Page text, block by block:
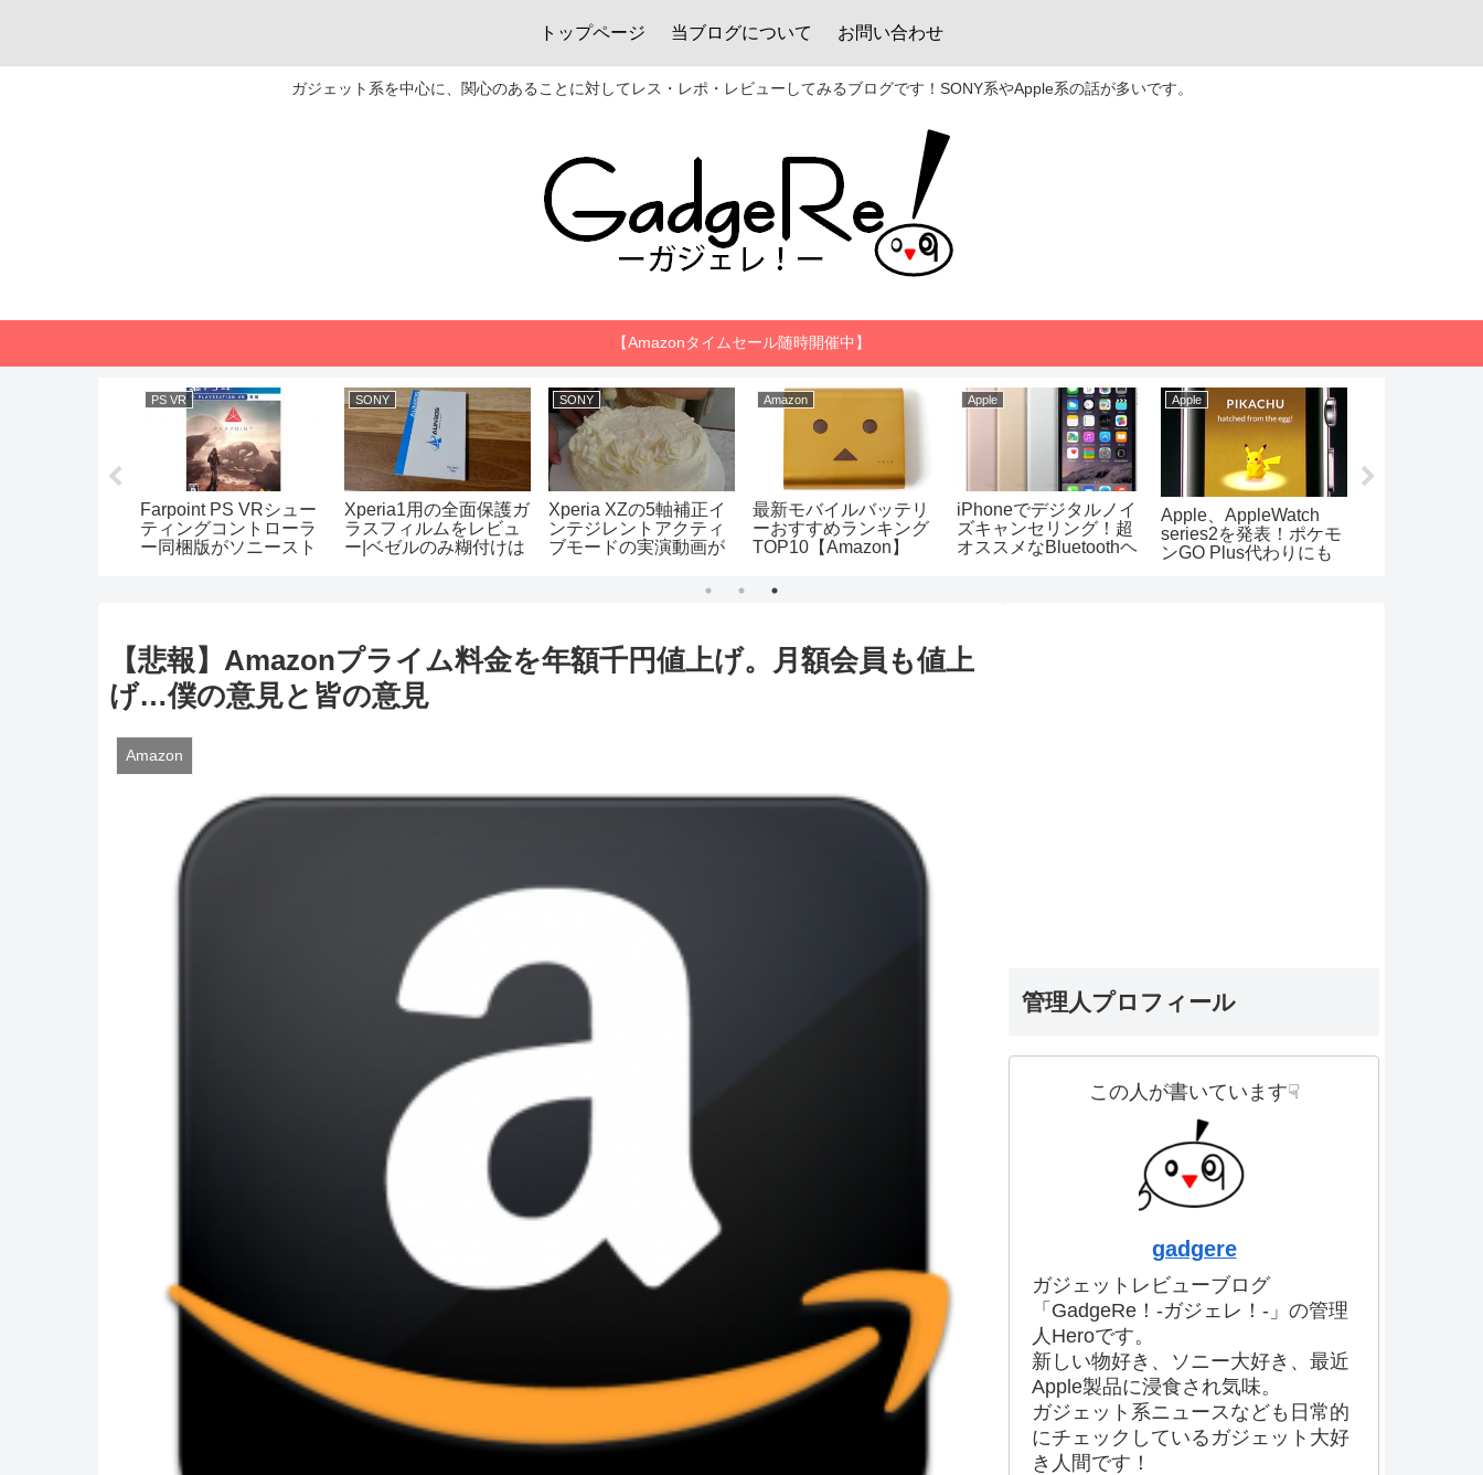
ガジェット系を中心に、関心のあることに対してレス・レポ・レビューしてみるブログです！SONY系やApple系の話が多いです。
トップページ 当ブログについて お問い合わせ
【Amazonタイムセール随時開催中】
PS VR
Farpoint PS VRシュー
ティングコントローラ
ー同梱版がソニースト
SONY
Xperia1用の全面保護ガ
ラスフィルムをレビュ
ー|ベゼルのみ糊付けは
SONY
Xperia XZの5軸補正イ
ンテジレントアクティ
ブモードの実演動画が
Amazon
最新モバイルバッテリ
ーおすすめランキング
TOP10【Amazon】
Apple
iPhoneでデジタルノイ
ズキャンセリング！超
オススメなBluetoothヘ
Apple
Apple、AppleWatch
series2を発表！ポケモ
ンGO Plus代わりにも
【悲報】Amazonプライム料金を年額千円値上げ。月額会員も値上
げ…僕の意見と皆の意見
Amazon
管理人プロフィール
この人が書いています☟
gadgere
ガジェットレビューブログ
「GadgeRe！-ガジェレ！-」の管理
人Heroです。
新しい物好き、ソニー大好き、最近
Apple製品に浸食され気味。
ガジェット系ニュースなども日常的
にチェックしているガジェット大好
き人間です！